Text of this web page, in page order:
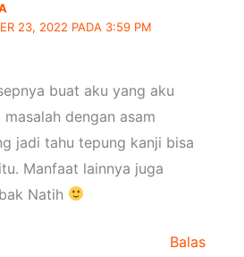
23, 2022 PADA 3:59 PM
buat aku yang aku
dengan asam
jadi tahu tepung kanji bisa
Manfaat lainnya juga
Natih
Balas